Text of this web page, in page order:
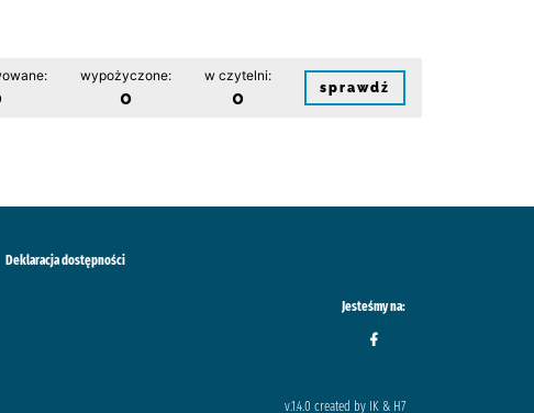
wypożyczone:
0
w czytelni:
0 sprawdź
Deklaracja dostępności
Jesteśmy na:
v.1.4.0 created by IK & H7